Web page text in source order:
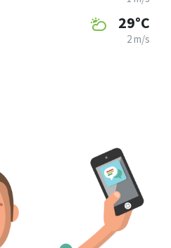
29°C
2 m/s